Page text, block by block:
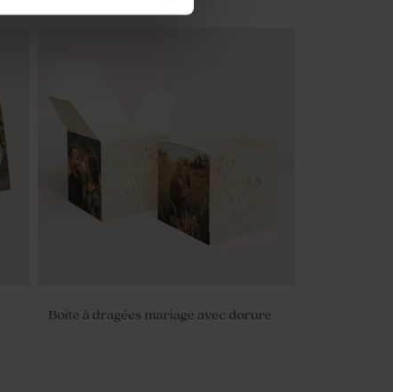
marbrés d'or 750 gr (± 195 ex)
Boite à dragées mariage avec dorure